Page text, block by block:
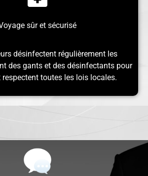
sûr et sécurisé
désinfectent régulièrement les
des gants et des désinfectants pour
respectent toutes les lois locales.